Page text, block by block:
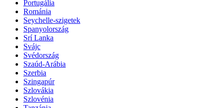
Portugália
Románia
Seychelle-szigetek
Spanyolország
Srí Lanka
Svájc
Svédország
Szaúd-Arábia
Szerbia
Szingapúr
Szlovákia
Szlovénia